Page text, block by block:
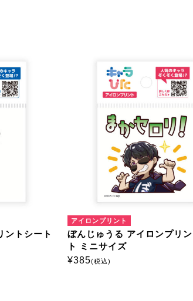
じゅうる マルチプリントシート
ぼんじ